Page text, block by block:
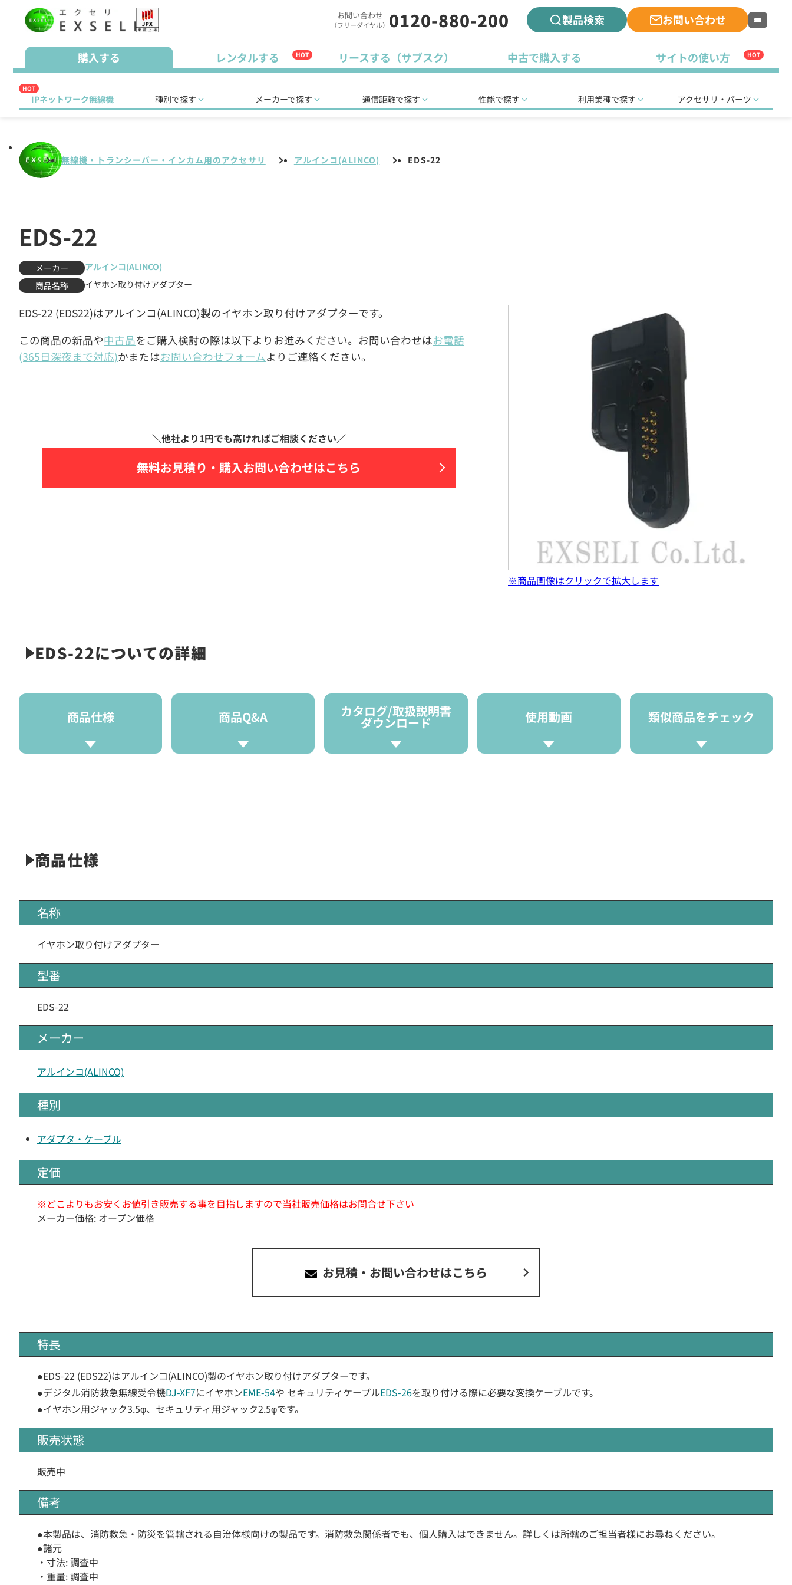
お問い合わせ
（フリーダイヤル） 0120-880-200 製品検索 お問い合わせ
購入する レンタルする HOT リースする（サブスク） 中古で購入する サイトの使い方 HOT
HOT
IPネットワーク無線機 種別で探す メーカーで探す 通信距離で探す 性能で探す 利用業種で探す アクセサリ・パーツ
無線機・トランシーバー・インカム用のアクセサリ アルインコ(ALINCO) EDS-22
EDS-22
メーカー
アルインコ(ALINCO)
商品名称
イヤホン取り付けアダプター
EDS-22 (EDS22)はアルインコ(ALINCO)製のイヤホン取り付けアダプターです。
この商品の新品や中古品をご購入検討の際は以下よりお進みください。お問い合わせはお電話
(365日深夜まで対応)かまたはお問い合わせフォームよりご連絡ください。
無料お見積り・ 購入お問い合わせはこちら
※商品画像はクリックで拡大します
EDS-22についての詳細
商品仕様 商品Q&A カタログ/取扱説明書
ダウンロード 使用動画 類似商品をチェック
商品仕様
名称
イヤホン取り付けアダプター
型番
EDS-22
メーカー
アルインコ(ALINCO)
種別
アダプタ・ケーブル
定価
※どこよりもお安くお値引き販売する事を目指しますので当社販売価格はお問合せ下さい
メーカー価格: オープン価格
お見積・お問い合わせはこちら
特長
●EDS-22 (EDS22)はアルインコ(ALINCO)製のイヤホン取り付けアダプターです。
●デジタル消防救急無線受令機DJ-XF7にイヤホンEME-54や セキュリティケープルEDS-26を取り付ける際に必要な変換ケーブルです。
●イヤホン用ジャック3.5φ、セキュリティ用ジャック2.5φです。
販売状態
販売中
備考
●本製品は、消防救急・防災を管轄される自治体様向けの製品です。消防救急関係者でも、個人購入はできません。詳しくは所轄のご担当者様にお尋ねください。
●諸元
・寸法: 調査中
・重量: 調査中